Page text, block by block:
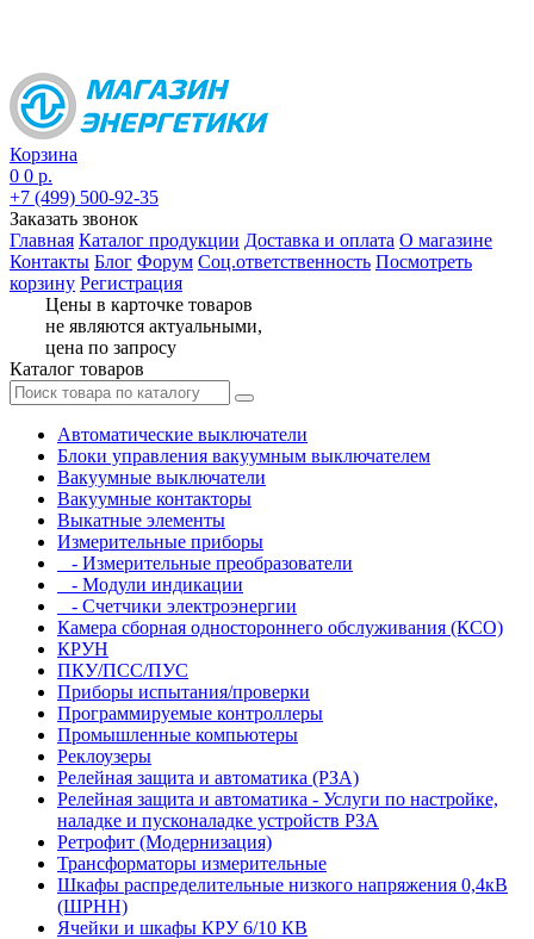
Корзина
0 0 р.
+7 (499) 500-92-35
Заказать звонок
Главная Каталог продукции Доставка и оплата О магазине
Контакты Блог Форум Соц.ответственность Посмотреть
корзину Регистрация
Цены в карточке товаров
не являются актуальными,
цена по запросу
Каталог товаров
Автоматические выключатели
Блоки управления вакуумным выключателем
Вакуумные выключатели
Вакуумные контакторы
Выкатные элементы
Измерительные приборы
- Измерительные преобразователи
- Модули индикации
- Счетчики электроэнергии
Камера сборная одностороннего обслуживания (КСО)
КРУН
ПКУ/ПСС/ПУС
Приборы испытания/проверки
Программируемые контроллеры
Промышленные компьютеры
Реклоузеры
Релейная защита и автоматика (РЗА)
Релейная защита и автоматика - Услуги по настройке,
наладке и пусконаладке устройств РЗА
Ретрофит (Модернизация)
Трансформаторы измерительные
Шкафы распределительные низкого напряжения 0,4кВ
(ШРНН)
Ячейки и шкафы КРУ 6/10 КВ